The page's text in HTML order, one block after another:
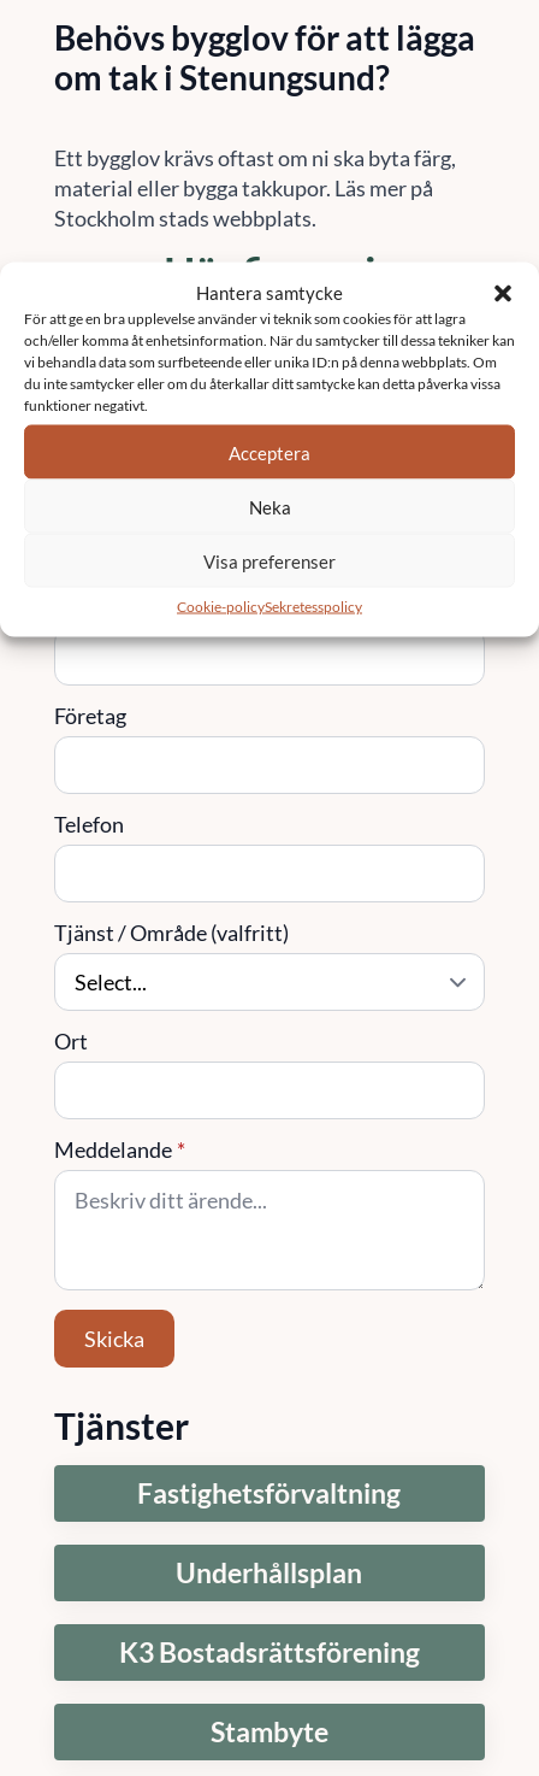
Hantera samtycke
För att ge en bra upplevelse använder vi teknik som cookies för att lagra
och/eller komma åt enhetsinformation. När du samtycker till dessa tekniker kan
vi behandla data som surfbeteende eller unika ID:n på denna webbplats. Om
du inte samtycker eller om du återkallar ditt samtycke kan detta påverka vissa
funktioner negativt.
Acceptera
Neka
Visa preferenser
Cookie-policySekretesspolicy
Behövs bygglov för att lägga
om tak i Stenungsund?
Ett bygglov krävs oftast om ni ska byta färg,
material eller bygga takkupor. Läs mer på
Stockholm stads webbplats.
Här finns vi
Vi är verksamma i stora delar av Sverige.
Besök vår sidaorterför att se om vi finns i ditt
område
Kontakta oss
Företag
Telefon
Tjänst / Område (valfritt)
Ort
Meddelande *
Skicka
Tjänster
Fastighetsförvaltning
Underhållsplan
K3 Bostadsrättsförening
Stambyte